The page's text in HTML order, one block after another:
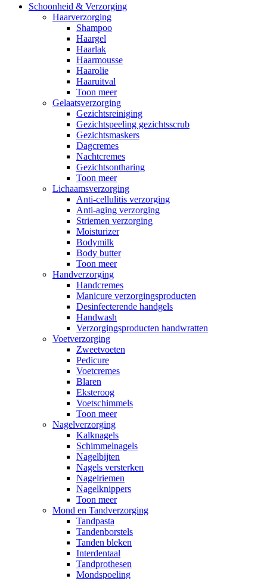
Schoonheid & Verzorging
Haarverzorging
Shampoo
Haargel
Haarlak
Haarmousse
Haarolie
Haaruitval
Toon meer
Gelaatsverzorging
Gezichtsreiniging
Gezichtspeeling gezichtsscrub
Gezichtsmaskers
Dagcremes
Nachtcremes
Gezichtsontharing
Toon meer
Lichaamsverzorging
Anti-cellulitis verzorging
Anti-aging verzorging
Striemen verzorging
Moisturizer
Bodymilk
Body butter
Toon meer
Handverzorging
Handcremes
Manicure verzorgingsproducten
Desinfecterende handgels
Handwash
Verzorgingsproducten handwratten
Voetverzorging
Zweetvoeten
Pedicure
Voetcremes
Blaren
Eksteroog
Voetschimmels
Toon meer
Nagelverzorging
Kalknagels
Schimmelnagels
Nagelbijten
Nagels versterken
Nagelriemen
Nagelknippers
Toon meer
Mond en Tandverzorging
Tandpasta
Tandenborstels
Tanden bleken
Interdentaal
Tandprothesen
Mondspoeling